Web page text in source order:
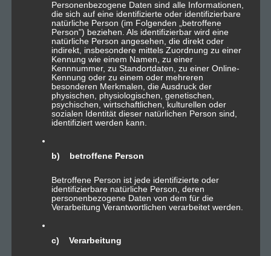
Paket S
5,99€ mtl.
1 GB Speicherplatz
2 Email Konto
100 Mbit/s Bandbreite
SSL-Zertifikat
Serverstandort DE
Tägliche Datensicherung
FTP Zugriff
Personenbezogene Daten sind alle Informationen,
die sich auf eine identifizierte oder identifizierbare
natürliche Person (im Folgenden „betroffene
Person") beziehen. Als identifizierbar wird eine
natürliche Person angesehen, die direkt oder
indirekt, insbesondere mittels Zuordnung zu einer
Kennung wie einem Namen, zu einer
Kennnummer, zu Standortdaten, zu einer Online-
Kennung oder zu einem oder mehreren
besonderen Merkmalen, die Ausdruck der
physischen, physiologischen, genetischen,
psychischen, wirtschaftlichen, kulturellen oder
sozialen Identität dieser natürlichen Person sind,
identifiziert werden kann.
b) betroffene Person
Betroffene Person ist jede identifizierte oder
identifizierbare natürliche Person, deren
personenbezogene Daten von dem für die
Verarbeitung Verantwortlichen verarbeitet werden.
c) Verarbeitung